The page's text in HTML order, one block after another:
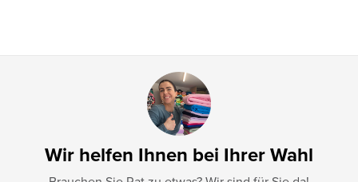
Wir helfen Ihnen bei Ihrer Wahl